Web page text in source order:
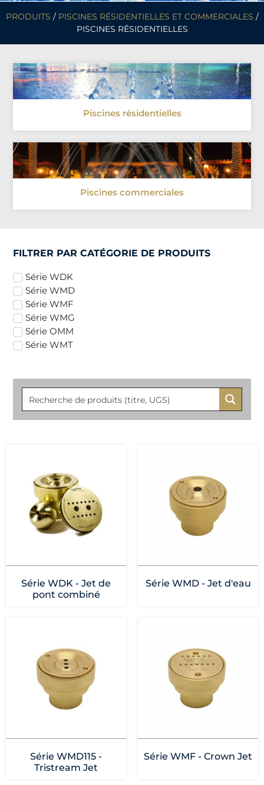
PRODUITS / PISCINES RÉSIDENTIELLES ET COMMERCIALES /
PISCINES RÉSIDENTIELLES
Piscines résidentielles
Piscines commerciales
FILTRER PAR CATÉGORIE DE PRODUITS
Série WDK
Série WMD
Série WMF
Série WMG
Série OMM
Série WMT
Série WDK - Jet de
pont combiné
Série WMD - Jet d'eau
Série WMD115 -
Tristream Jet
Série WMF - Crown Jet